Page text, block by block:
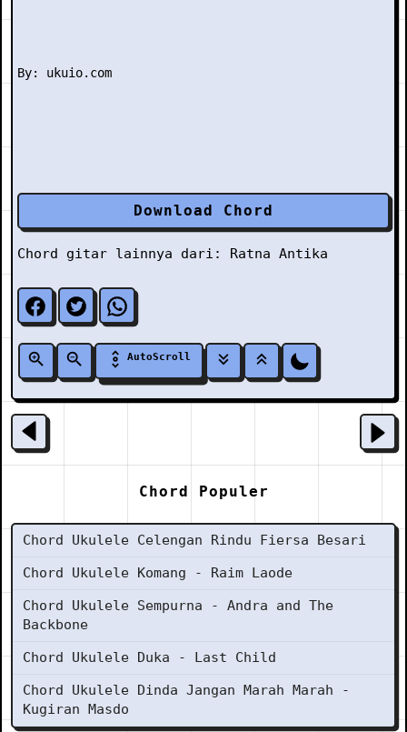
Download Chord
Chord gitar lainnya dari: Ratna Antika
AutoScroll
Chord Populer
Chord Ukulele Celengan Rindu Fiersa Besari
Chord Ukulele Komang - Raim Laode
Chord Ukulele Sempurna - Andra and The
Backbone
Chord Ukulele Duka - Last Child
Chord Ukulele Dinda Jangan Marah Marah -
Kugiran Masdo